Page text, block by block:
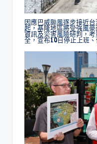
因應巴威颱風逐步接近
起，基隆地區將受強風
資訊及災害風險研判，
全，宣布10日停止上班、